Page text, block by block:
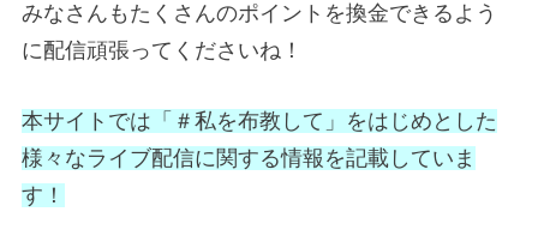
みなさんもたくさんのポイントを換金できるよう
に配信頑張ってくださいね！
本サイトでは「＃私を布教して」をはじめとした
様々なライブ配信に関する情報を記載していま
す！